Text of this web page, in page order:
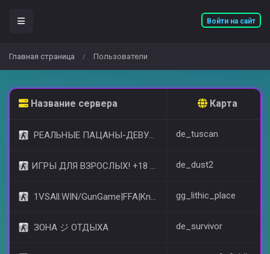
Войти на сайт
Главная страница / Пользователи
Название сервера Карта
РЕАЛЬНЫЕ ПАЦАНЫ-ДЕВУШКИ 18+ [STEAM BONUS] de_tuscan
​ИГРЫ ДЛЯ ВЗРОСЛЫХ! +18 © (FREE VIP) de_dust2
1VSAll.WIN/GunGame|FFA|KnIfE MoD gg_lithic_place
ЗОНА ジ ОТДЫХА de_survivor